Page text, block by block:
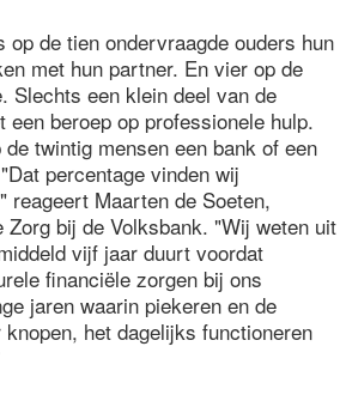
op de tien ondervraagde ouders hun
met hun partner. En vier op de
Slechts een klein deel van de
een beroep op professionele hulp.
twintig mensen een bank of een
percentage vinden wij
reageert Maarten de Soeten,
Zorg bij de Volksbank. "Wij weten uit
vijf jaar duurt voordat
financiële zorgen bij ons
jaren waarin piekeren en de
het dagelijks functioneren